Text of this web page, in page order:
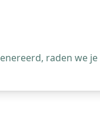
raden we je